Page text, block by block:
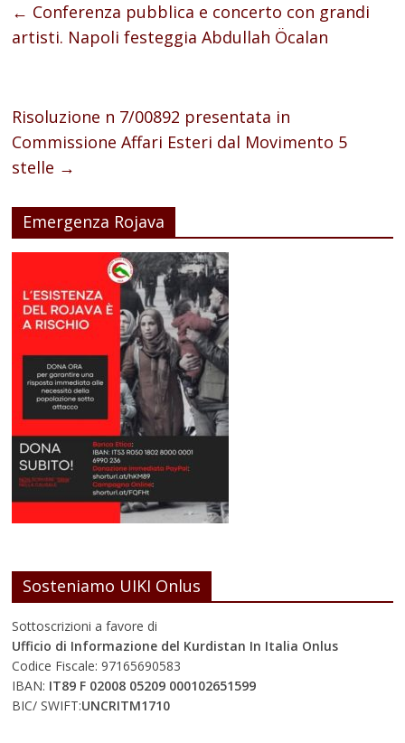
← Conferenza pubblica e concerto con grandi
artisti. Napoli festeggia Abdullah Öcalan
Risoluzione n 7/00892 presentata in
Commissione Affari Esteri dal Movimento 5
stelle →
Emergenza Rojava
Sosteniamo UIKI Onlus
Sottoscrizioni a favore di
Ufficio di Informazione del Kurdistan In Italia Onlus
Codice Fiscale: 97165690583
IBAN: IT89 F 02008 05209 000102651599
BIC/ SWIFT:UNCRITM1710